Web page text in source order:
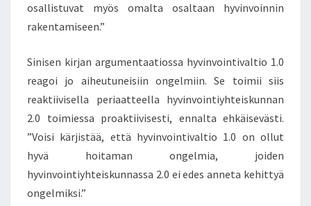
E
,
H
Ö
Y
E
I
osallistuvat myös omalta osaltaan hyvinvoinnin
rakentamiseen.”
Sinisen kirjan argumentaatiossa hyvinvointivaltio 1.0
reagoi jo aiheutuneisiin ongelmiin. Se toimii siis
reaktiivisella periaatteella hyvinvointiyhteiskunnan
2.0 toimiessa proaktiivisesti, ennalta ehkäisevästi.
”Voisi kärjistää, että hyvinvointivaltio 1.0 on ollut
hyvä hoitaman ongelmia, joiden
hyvinvointiyhteiskunnassa 2.0 ei edes anneta kehittyä
ongelmiksi.”